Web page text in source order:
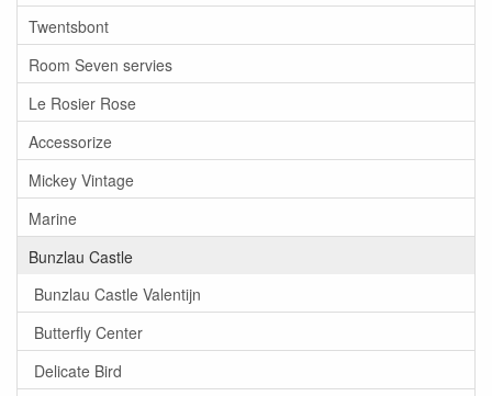
Twentsbont
Room Seven servies
Le Rosier Rose
Accessorize
Mickey Vintage
Marine
Bunzlau Castle
Bunzlau Castle Valentijn
Butterfly Center
Delicate Bird